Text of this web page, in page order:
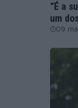
“É a
um
09